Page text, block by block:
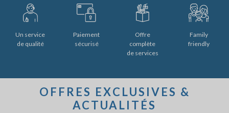
Un service
de qualité
Paiement
sécurisé
Offre
complète
de services
Family
friendly
OFFRES EXCLUSIVES &
ACTUALITÉS